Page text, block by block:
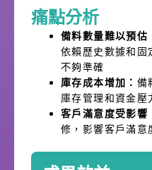
痛點分析
備料數量難以預估
依賴歷史數據和固
不夠準確
庫存成本增加： 備
庫存管理和資金壓
客戶滿意度受影響
修，影響客戶滿意